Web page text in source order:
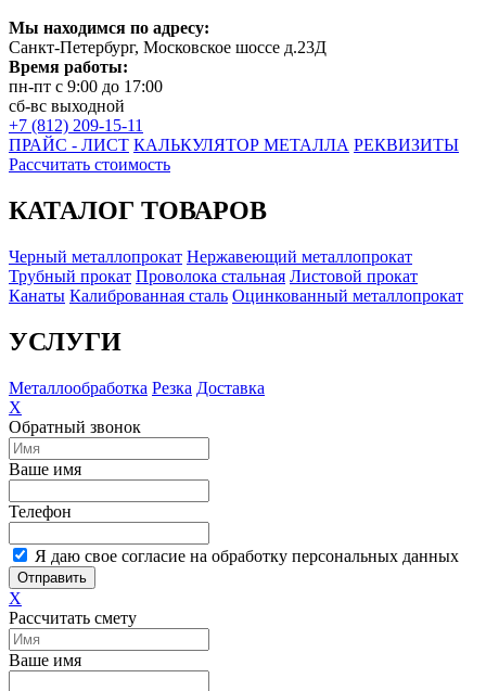
Мы находимся по адресу:
Санкт-Петербург, Московское шоссе д.23Д
Время работы:
пн-пт с 9:00 до 17:00
сб-вс выходной
+7 (812) 209-15-11
ПРАЙС - ЛИСТ КАЛЬКУЛЯТОР МЕТАЛЛА РЕКВИЗИТЫ
Рассчитать стоимость
КАТАЛОГ ТОВАРОВ
Черный металлопрокат Нержавеющий металлопрокат
Трубный прокат Проволока стальная Листовой прокат
Канаты Калиброванная сталь Оцинкованный металлопрокат
УСЛУГИ
Металлообработка Резка Доставка
X
Обратный звонок
Ваше имя
Телефон
Я даю свое согласие на обработку персональных данных
Отправить
X
Рассчитать смету
Ваше имя